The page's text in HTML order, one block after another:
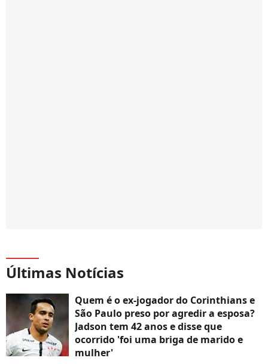
Últimas Notícias
Quem é o ex-jogador do Corinthians e
São Paulo preso por agredir a esposa?
Jadson tem 42 anos e disse que
ocorrido 'foi uma briga de marido e
mulher'